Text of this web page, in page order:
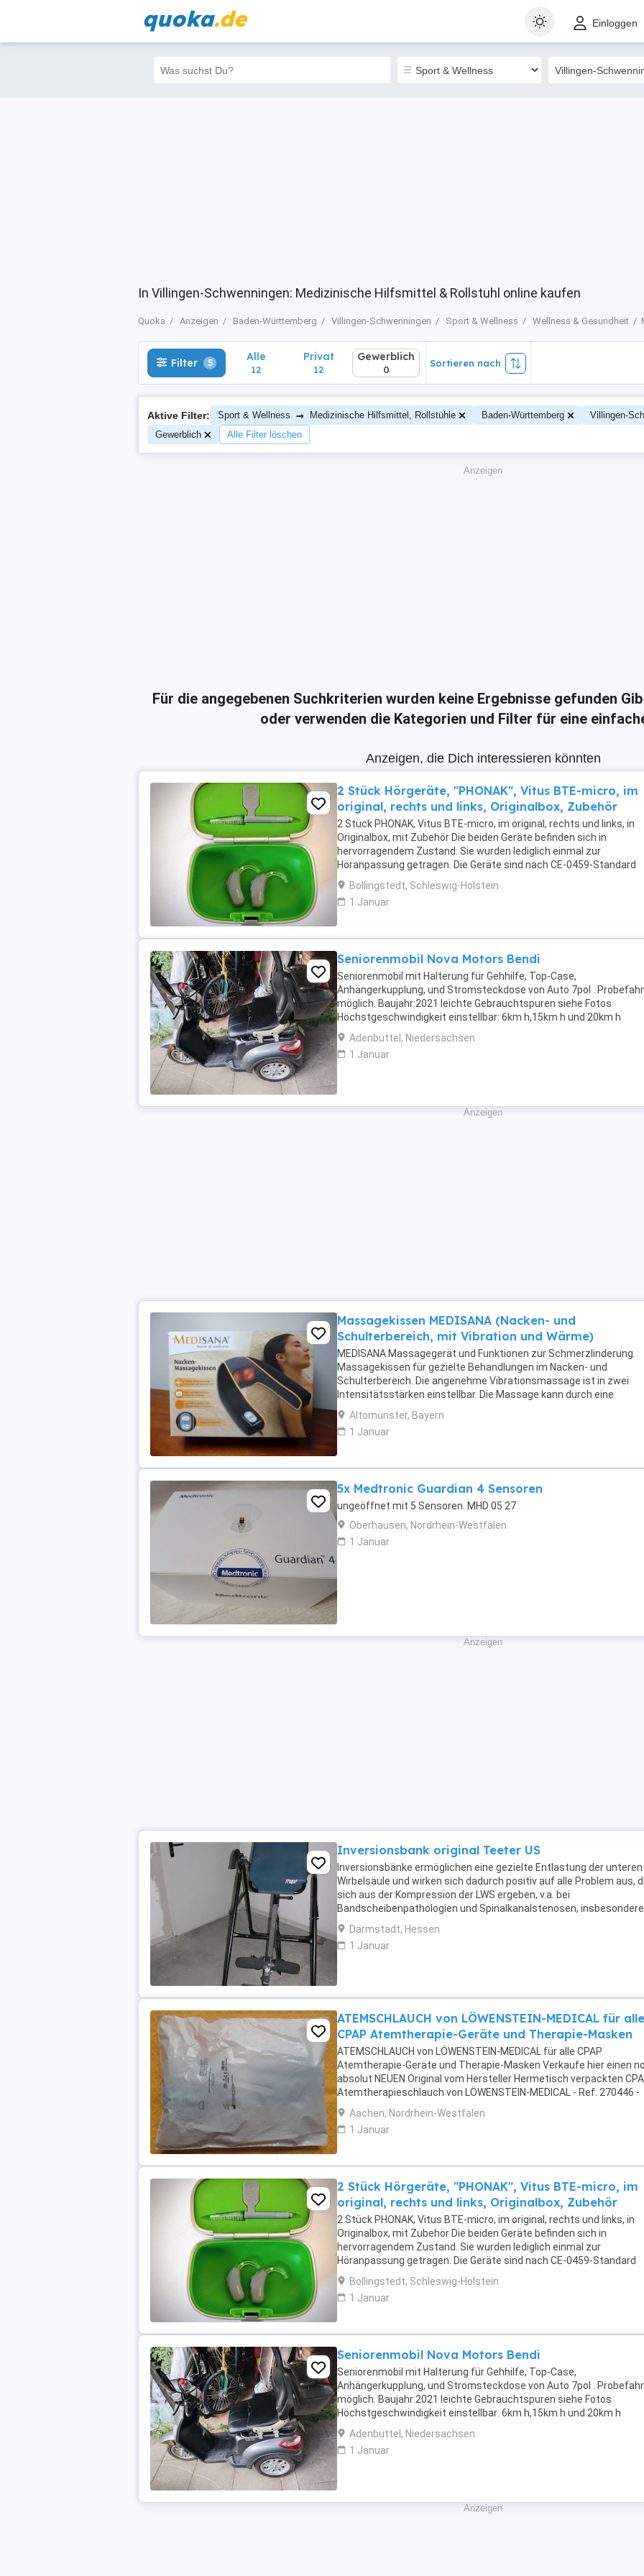
quoka.de Einloggen
In Villingen-Schwenningen: Medizinische Hilfsmittel & Rollstuhl online kaufen
Quoka Anzeigen Baden-Württemberg Villingen-Schwenningen Sport & Wellness Wellness & Gesundheit
Filter 5 Alle
12
Filter 5 Alle
12
Privat
12
Gewerblich
0
Sortieren nach
Aktive Filter: Sport & Wellness → Medizinische Hilfsmittel, Rollstühle Baden-Württemberg
Villingen-
Gewerblich
Alle Filter löschen
Anzeigen
Für die angegebenen Suchkriterien wurden keine Ergebnisse gefunden
oder verwenden die Kategorien und Filter für eine
Anzeigen, die Dich interessieren könnten
2 Stück Hörgeräte, "PHONAK", Vitus BTE-micro, im
original, rechts und links, Originalbox, Zubehör
2 Stück PHONAK, Vitus BTE-micro, im original, rechts und links, in
Originalbox, mit Zubehör Die beiden Geräte befinden sich in
hervorragendem Zustand. Sie wurden lediglich einmal zur
Höranpassung getragen. Die Geräte sind nach CE-0459-Standard
zertifiziert, d.h., dass der Hersteller dieser Produkte ...
Bollingstedt, Schleswig-Holstein
1 Januar
Seniorenmobil Nova Motors Bendi
Seniorenmobil mit Halterung für Gehhilfe, Top-Case,
Anhängerkupplung, und Stromsteckdose von Auto 7pol .
möglich. Baujahr:2021 leichte Gebrauchtspuren siehe Fotos
Höchstgeschwindigkeit einstellbar: 6km h,15km h und 20km h
Bedienungsanleitung vorhanden Ladezeit: 6 Stunden, Batterie:
neuwertig Reichweite: ...
Adenbüttel, Niedersachsen
1 Januar
Anzeigen
Massagekissen MEDISANA (Nacken- und
Schulterbereich, mit Vibration und Wärme)
MEDISANA Massagegerät und Funktionen zur Schmerzlinderung.
Massagekissen für gezielte Behandlungen im Nacken- und
Schulterbereich. Die angenehme Vibrationsmassage ist in zwei
Intensitätsstärken einstellbar. Die Massage kann durch eine
Wärmebehandlung ergänzt werden. Das Rotlicht hilft Spannungen
...
Altomünster, Bayern
1 Januar
5x Medtronic Guardian 4 Sensoren
ungeöffnet mit 5 Sensoren. MHD 05 27
Oberhausen, Nordrhein-Westfalen
1 Januar
Anzeigen
Inversionsbank original Teeter US
Inversionsbänke ermöglichen eine gezielte Entlastung der unteren
Wirbelsäule und wirken sich dadurch positiv auf alle Problem aus,
sich aus der Kompression der LWS ergeben, v.a. bei
Bandscheibenpathologien und Spinalkanalstenosen,
den frühen Stadien., Die Inversionsbank von Teeter ...
Darmstadt, Hessen
1 Januar
ATEMSCHLAUCH von LÖWENSTEIN-MEDICAL für alle
CPAP Atemtherapie-Geräte und Therapie-Masken
ATEMSCHLAUCH von LÖWENSTEIN-MEDICAL für alle CPAP
Atemtherapie-Geräte und Therapie-Masken Verkaufe hier einen
absolut NEUEN Original vom Hersteller Hermetisch verpackten
Atemtherapieschlauch von LÖWENSTEIN-MEDICAL - Ref. 270446 -
Atemschlauch Ø 15 mm passend für alle Weinmann sowie als
Aachen, Nordrhein-Westfalen
1 Januar
2 Stück Hörgeräte, "PHONAK", Vitus BTE-micro, im
original, rechts und links, Originalbox, Zubehör
2 Stück PHONAK, Vitus BTE-micro, im original, rechts und links, in
Originalbox, mit Zubehör Die beiden Geräte befinden sich in
hervorragendem Zustand. Sie wurden lediglich einmal zur
Höranpassung getragen. Die Geräte sind nach CE-0459-Standard
zertifiziert, d.h., dass der Hersteller dieser Produkte ...
Bollingstedt, Schleswig-Holstein
1 Januar
Seniorenmobil Nova Motors Bendi
Seniorenmobil mit Halterung für Gehhilfe, Top-Case,
Anhängerkupplung, und Stromsteckdose von Auto 7pol .
möglich. Baujahr:2021 leichte Gebrauchtspuren siehe Fotos
Höchstgeschwindigkeit einstellbar: 6km h,15km h und 20km h
Bedienungsanleitung vorhanden Ladezeit: 6 Stunden, Batterie:
neuwertig Reichweite: ...
Adenbüttel, Niedersachsen
1 Januar
Anzeigen